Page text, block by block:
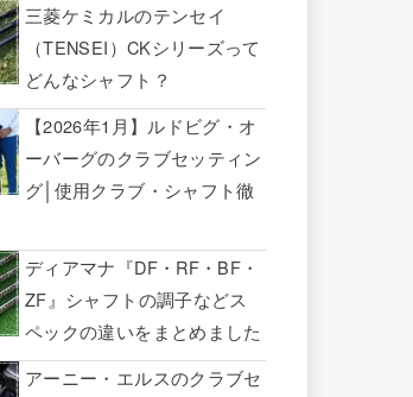
三菱ケミカルのテンセイ
（TENSEI）CKシリーズって
どんなシャフト？
【2026年1月】ルドビグ・オ
ーバーグのクラブセッティン
グ│使用クラブ・シャフト徹
ディアマナ『DF・RF・BF・
ZF』シャフトの調子などス
ペックの違いをまとめました
アーニー・エルスのクラブセ